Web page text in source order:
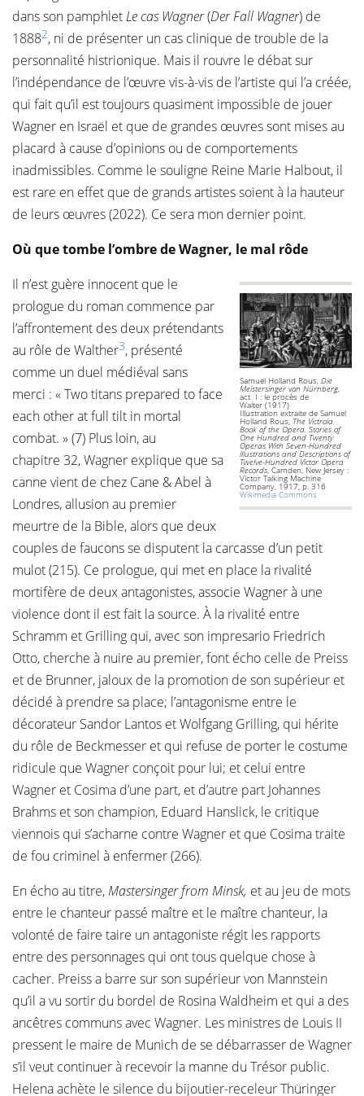
dans son pamphletLe cas Wagner(Der Fall Wagner) de
18882, ni de présenter un cas clinique de trouble de la
personnalité histrionique. Mais il rouvre le débat sur
l’indépendance de l’œuvre vis-à-vis de l’artiste qui l’a créée,
qui fait qu’il est toujours quasiment impossible de jouer
Wagner en Israël et que de grandes œuvres sont mises au
placard à cause d’opinions ou de comportements
inadmissibles. Comme le souligne Reine Marie Halbout, il
est rare en effet que de grands artistes soient à la hauteur
de leurs œuvres (2022). Ce sera mon dernier point.
Où que tombe l’ombre de Wagner, le mal rôde
Samuel Holland Rous,Die
Meistersinger von Nürnberg,
act I : le procès de
Walter (1917)
Illustration extraite de Samuel
Holland Rous, The Victrola
Book of the Opera. Stories of
One Hundred and Twenty
Operas With Seven-Hundred
Illustrations and Descriptions of
Twelve-Hundred Victor Opera
Records, Camden, New Jersey :
Victor Talking Machine
Company, 1917, p. 316
Wikimedia Commons
Il n’est guère innocent que le
prologue du roman commence par
l’affrontement des deux prétendants
au rôle de Walther3, présenté
comme un duel médiéval sans
merci : « Two titans prepared to face
each other at full tilt in mortal
combat. » (7) Plus loin, au
chapitre 32, Wagner explique que sa
canne vient de chez Cane & Abel à
Londres, allusion au premier
meurtre de la Bible, alors que deux
couples de faucons se disputent la carcasse d’un petit
mulot (215). Ce prologue, qui met en place la rivalité
mortifère de deux antagonistes, associe Wagner à une
violence dont il est fait la source. À la rivalité entre
Schramm et Grilling qui, avec son impresario Friedrich
Otto, cherche à nuire au premier, font écho celle de Preiss
et de Brunner, jaloux de la promotion de son supérieur et
décidé à prendre sa place; l’antagonisme entre le
décorateur Sandor Lantos et Wolfgang Grilling, qui hérite
du rôle de Beckmesser et qui refuse de porter le costume
ridicule que Wagner conçoit pour lui; et celui entre
Wagner et Cosima d’une part, et d’autre part Johannes
Brahms et son champion, Eduard Hanslick, le critique
viennois qui s’acharne contre Wagner et que Cosima traite
de fou criminel à enfermer (266).
En écho au titre, Mastersinger from Minsk, et au jeu de mots
entre le chanteur passé maître et le maître chanteur, la
volonté de faire taire un antagoniste régit les rapports
entre des personnages qui ont tous quelque chose à
cacher. Preiss a barre sur son supérieur von Mannstein
qu’il a vu sortir du bordel de Rosina Waldheim et qui a des
ancêtres communs avec Wagner. Les ministres de Louis II
pressent le maire de Munich de se débarrasser de Wagner
s’il veut continuer à recevoir la manne du Trésor public.
Helena achète le silence du bijoutier-receleur Thüringer